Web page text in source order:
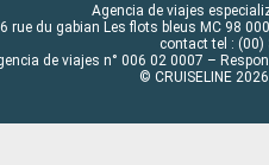
Agencia de viajes
rue du gabian Les flots bleus MC 98
contact tel : (00)
de viajes n° 006 02 0007 –
© CRUISELINE